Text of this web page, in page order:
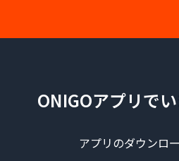
ONIGOアプリで
アプリのダウンロ